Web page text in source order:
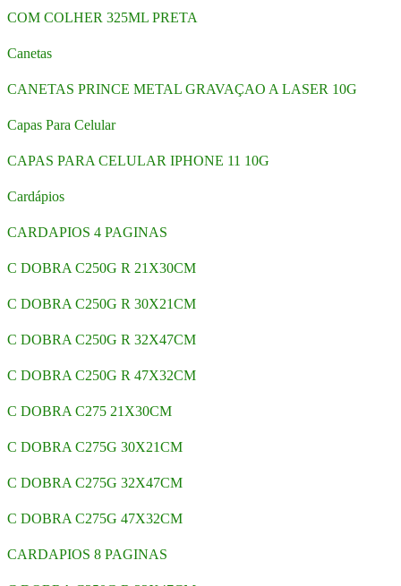
COM COLHER 325ML PRETA
Canetas
CANETAS PRINCE METAL GRAVAÇAO A LASER 10G
Capas Para Celular
CAPAS PARA CELULAR IPHONE 11 10G
Cardápios
CARDAPIOS 4 PAGINAS
C DOBRA C250G R 21X30CM
C DOBRA C250G R 30X21CM
C DOBRA C250G R 32X47CM
C DOBRA C250G R 47X32CM
C DOBRA C275 21X30CM
C DOBRA C275G 30X21CM
C DOBRA C275G 32X47CM
C DOBRA C275G 47X32CM
CARDAPIOS 8 PAGINAS